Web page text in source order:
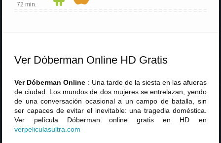
72 min.
Ver Dóberman Online HD Gratis
Ver Dóberman Online : Una tarde de la siesta en las afueras
de ciudad. Los mundos de dos mujeres se entrelazan, yendo
de una conversación ocasional a un campo de batalla, sin
ser capaces de evitar el inevitable: una tragedia doméstica.
Ver película Dóberman online gratis en HD en
verpeliculasultra .com